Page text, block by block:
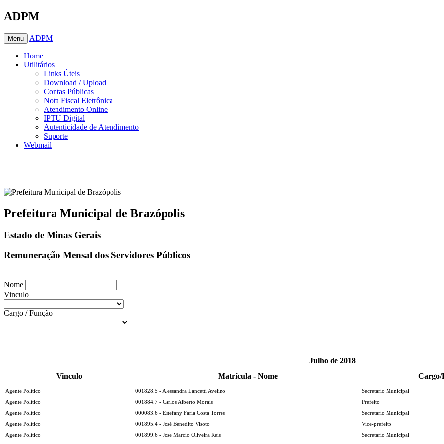
ADPM
Menu ADPM
Home
Utilitários
Links Úteis
Download / Upload
Contas Públicas
Nota Fiscal Eletrônica
Atendimento Online
IPTU Digital
Autenticidade de Atendimento
Suporte
Webmail
Prefeitura Municipal de Brazópolis
Estado de Minas Gerais
Remuneração Mensal dos Servidores Públicos
Nome
Vinculo
Cargo / Função
Julho de 2018
Vinculo
Matrícula - Nome Cargo/
Agente Político 001828.5 - Alessandra Lancetti Avelino
Secretario Municipal
Agente Político
001884.7 - Carlos Alberto Morais
Prefeito
Agente Político
000083.6 - Estefany Faria Costa Torres
Secretario Municipal
Agente Político
001895.4 - José Benedito Visoto
Vice-prefeito
Agente Político
001899.6 - Jose Marcio Oliveira Reis
Secretario Municipal